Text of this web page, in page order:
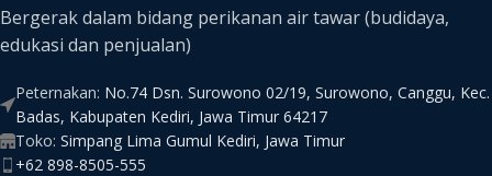
Bergerak dalam bidang perikanan air tawar (budidaya,
edukasi dan penjualan)
Peternakan: No.74 Dsn. Surowono 02/19, Surowono, Canggu, Kec.
Badas, Kabupaten Kediri, Jawa Timur 64217
Toko: Simpang Lima Gumul Kediri, Jawa Timur
+62 898-8505-555